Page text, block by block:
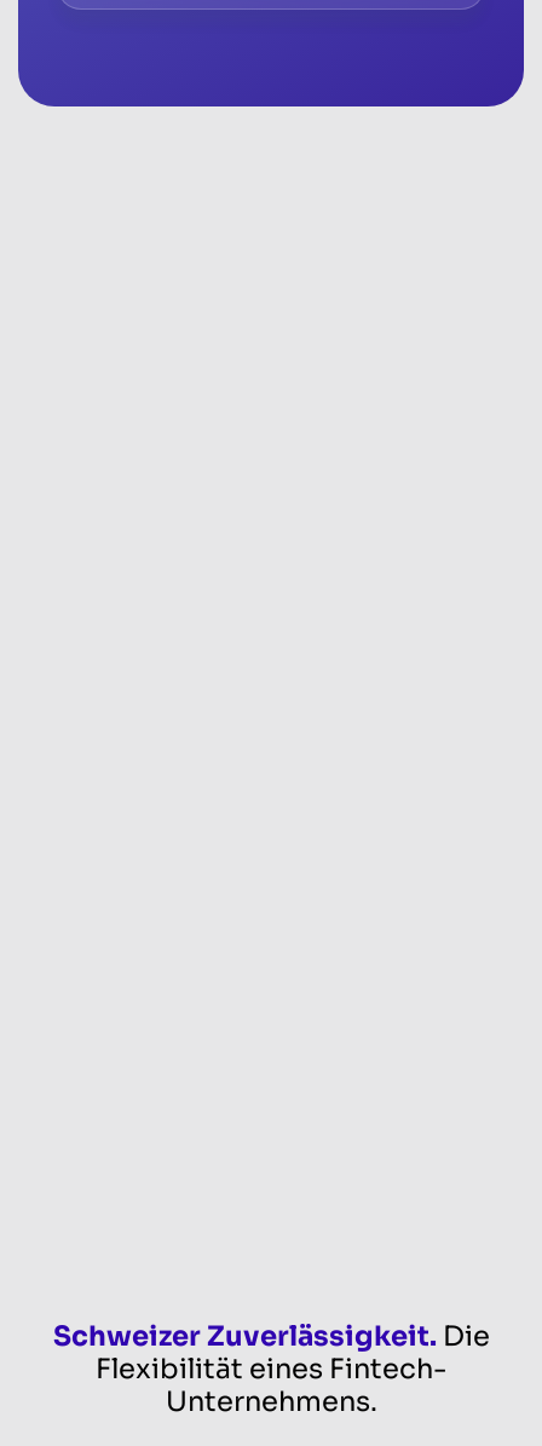
Schweizer Zuverlässigkeit. Die
Flexibilität eines Fintech-
Unternehmens.